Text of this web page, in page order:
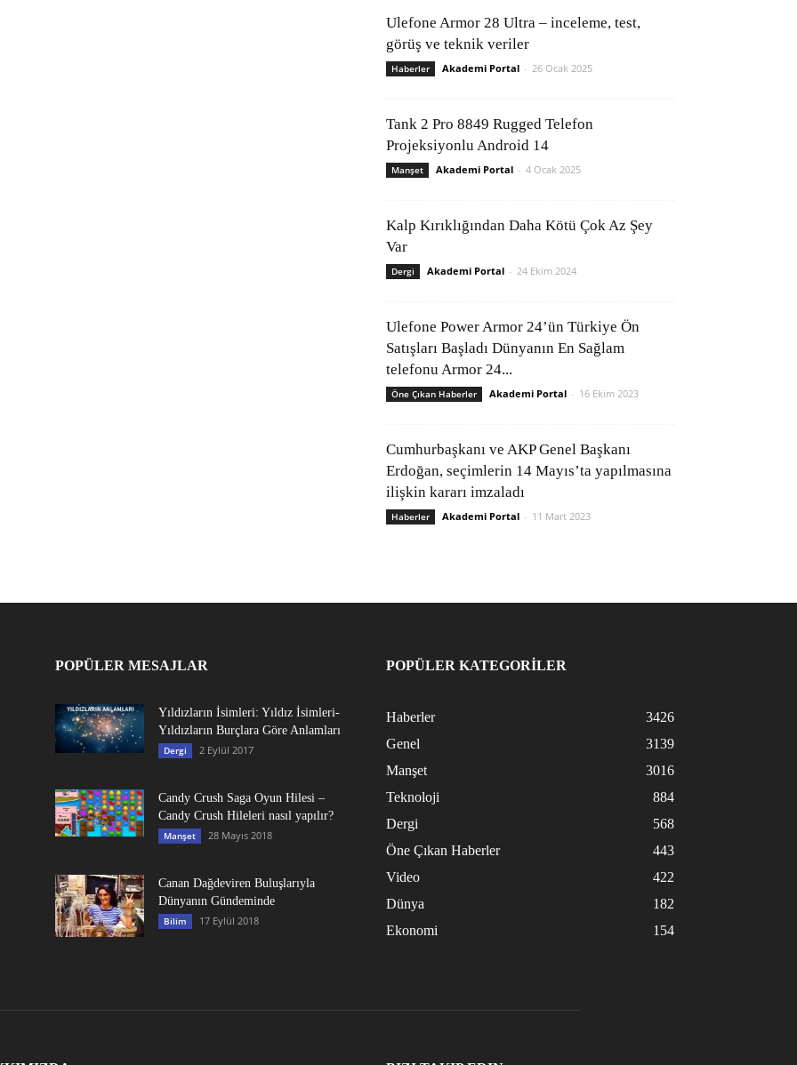
Ulefone Armor 28 Ultra – inceleme, test,
görüş ve teknik veriler
Haberler Akademi Portal - 26 Ocak 2025
Tank 2 Pro 8849 Rugged Telefon
Projeksiyonlu Android 14
Manşet Akademi Portal - 4 Ocak 2025
Kalp Kırıklığından Daha Kötü Çok Az Şey
Var
Dergi Akademi Portal - 24 Ekim 2024
Ulefone Power Armor 24’ün Türkiye Ön
Satışları Başladı Dünyanın En Sağlam
telefonu Armor 24...
Öne Çıkan Haberler Akademi Portal - 16 Ekim 2023
Cumhurbaşkanı ve AKP Genel Başkanı
Erdoğan, seçimlerin 14 Mayıs’ta yapılmasına
ilişkin kararı imzaladı
Haberler Akademi Portal - 11 Mart 2023
POPÜLER MESAJLAR
Yıldızların İsimleri: Yıldız İsimleri-
Yıldızların Burçlara Göre Anlamları
Dergi 2 Eylül 2017
Candy Crush Saga Oyun Hilesi –
Candy Crush Hileleri nasıl yapılır?
Manşet 28 Mayıs 2018
Canan Dağdeviren Buluşlarıyla
Dünyanın Gündeminde
Bilim 17 Eylül 2018
POPÜLER KATEGORİLER
Haberler
3426
Genel
3139
Manşet
3016
Teknoloji
884
Dergi
568
Öne Çıkan Haberler
443
Video
422
Dünya
182
Ekonomi
154